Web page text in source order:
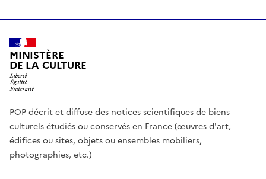
MINISTÈRE
DE LA CULTURE
POP décrit et diffuse des notices scientifiques de biens
culturels étudiés ou conservés en France (œuvres d'art,
édifices ou sites, objets ou ensembles mobiliers,
photographies, etc.)